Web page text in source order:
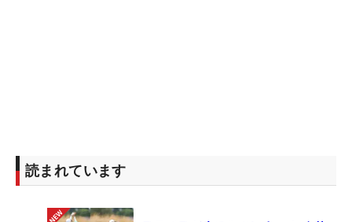
読まれています